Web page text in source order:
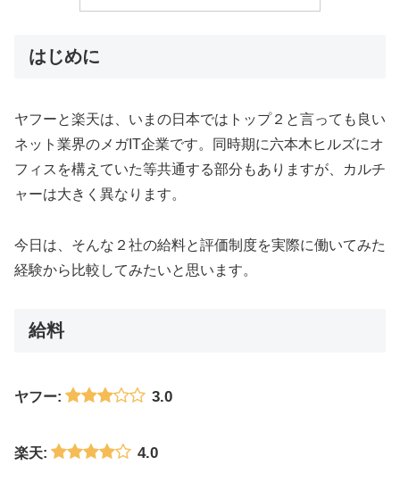
はじめに
ヤフーと楽天は、いまの日本ではトップ２と言っても良い
ネット業界のメガIT企業です。同時期に六本木ヒルズにオ
フィスを構えていた等共通する部分もありますが、カルチ
ャーは大きく異なります。
今日は、そんな２社の給料と評価制度を実際に働いてみた
経験から比較してみたいと思います。
給料
ヤフー: 3.0
楽天: 4.0